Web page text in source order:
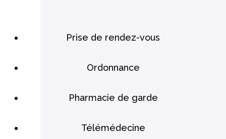
Prise de rendez-vous
Ordonnance
Pharmacie de garde
Télémédecine